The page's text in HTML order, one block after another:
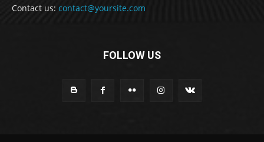
Contact us: contact@yoursite.com
FOLLOW US